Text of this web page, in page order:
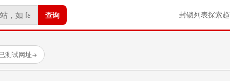
查询 封锁列表探索
测试网址→